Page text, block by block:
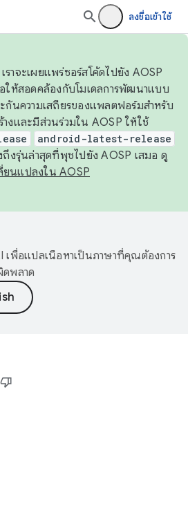
ลงชื่อเข้าใช้
าจะเผยแพร่ซอร์สโค้ดไปยัง AOSP
ให้สอดคล้องกับโมเดลการพัฒนาแบบ
กันความเสถียรของแพลตฟอร์มสำหรับ
างและมีส่วนร่วมใน AOSP ให้ใช้
android-latest-release
งรุ่นล่าสุดที่พุชไปยัง AOSP เสมอ ดู
ยนแปลงใน AOSP
เพื่อแปลเนื้อหาเป็นภาษาที่คุณต้องการ
ดพลาด